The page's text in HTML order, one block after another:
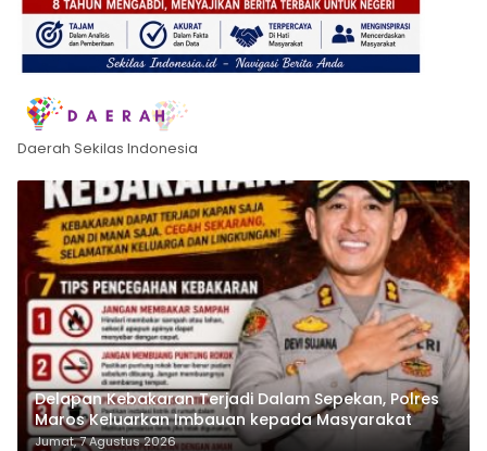
Daerah Sekilas Indonesia
Delapan Kebakaran Terjadi Dalam Sepekan, Polres
Maros Keluarkan Imbauan kepada Masyarakat
Jumat, 7 Agustus 2026